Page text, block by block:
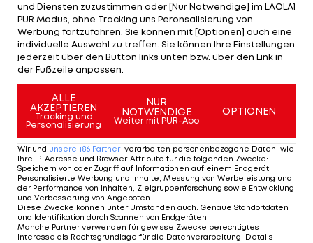
Ägypter überwindet Mendy aus spitem Winkel und
kurzer Distanz (26.).
Obwohl es bis zur 42. Minute dauert, ehe Kelleher
hinter sich greifen muss, geht die Partie mit dem
späteren Endstand in die Pause. Per absolutem
Traumtor verkürzt Mateo Kovacic, als er nach
einer Ecke aus der zweiten Reihe einfach
draufhält und volley ins Kreuzeck trifft (42.). In der
Nachspielzeit der ersten Hälfte überlupft
Christian Pulisic den Keeper zum 2:2 (45.+1).
Nach Seitenwechsel haben beide Teams die
und Diensten zuzustimmen oder [Nur Notwendige] im LAOLA1
PUR Modus, ohne Tracking uns Peronsalisierung von
Werbung fortzufahren. Sie können mit [Optionen] auch eine
individuelle Auswahl zu treffen. Sie können Ihre Einstellungen
jederzeit über den Button links unten bzw. über den Link in
der Fußzeile anpassen.
ALLE
AKZEPTIEREN
Tracking und
Personalisierung
NUR
NOTWENDIGE
Weiter mit PUR-Abo
OPTIONEN
Wir und unsere 186 Partner verarbeiten personenbezogene Daten, wie
Ihre IP-Adresse und Browser-Attribute für die folgenden Zwecke:
Speichern von oder Zugriff auf Informationen auf einem Endgerät;
Personalisierte Werbung und Inhalte, Messung von Werbeleistung und
der Performance von Inhalten, Zielgruppenforschung sowie Entwicklung
und Verbesserung von Angeboten.
Diese Zwecke können unter Umständen auch: Genaue Standortdaten
und Identifikation durch Scannen von Endgeräten.
Manche Partner verwenden für gewisse Zwecke berechtigtes
Interesse als Rechtsgrundlage für die Datenverarbeitung. Details